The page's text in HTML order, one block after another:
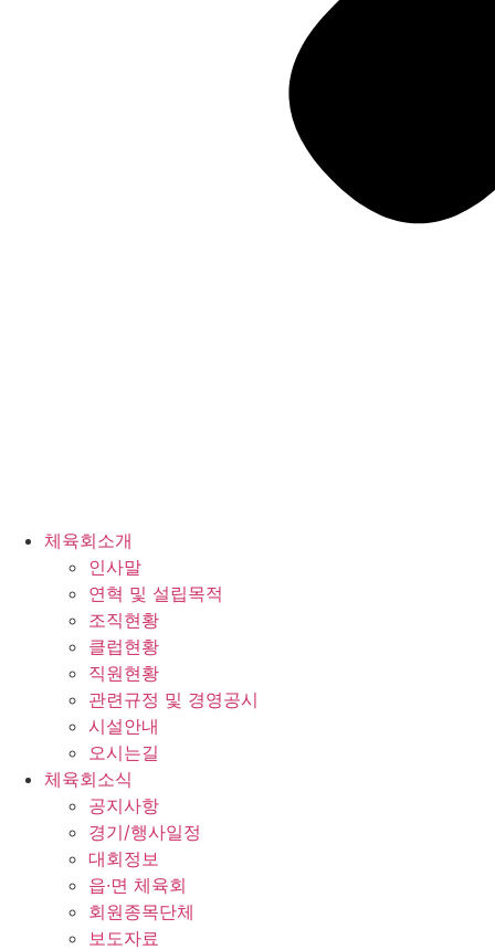
체육회소개
인사말
연혁 및 설립목적
조직현황
클럽현황
직원현황
관련규정 및 경영공시
시설안내
오시는길
체육회소식
공지사항
경기/행사일정
대회정보
읍·면 체육회
회원종목단체
보도자료